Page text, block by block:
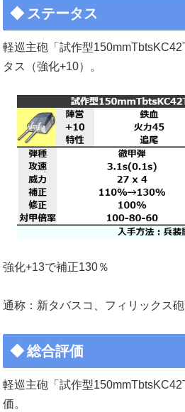
ステータス
軽巡主砲「試作型
タス（強化+10）。
強化+13で補正130％
通称：新タバスコ、フィリックス砲
総合評価
軽巡主砲「試作型
価。